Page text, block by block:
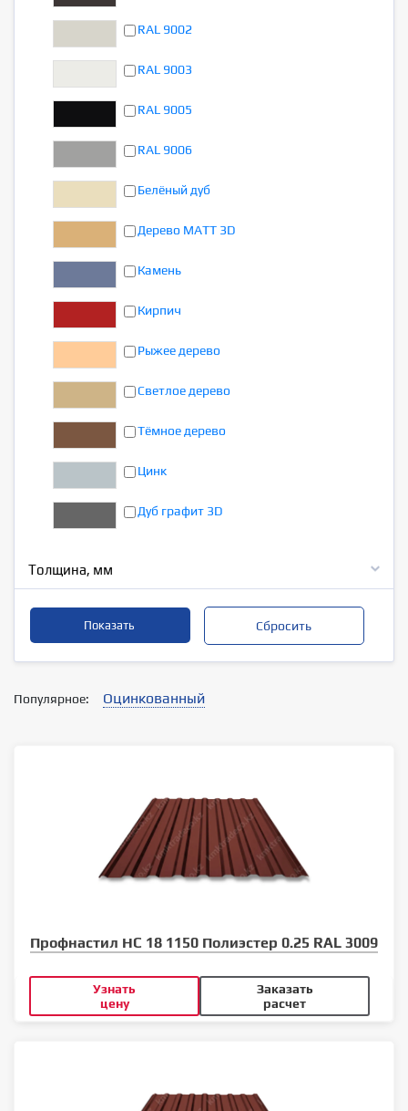
RAL 9002
RAL 9003
RAL 9005
RAL 9006
Белёный дуб
Дерево MATT 3D
Камень
Кирпич
Рыжее дерево
Светлое дерево
Тёмное дерево
Цинк
Дуб графит 3D
Толщина, мм
Популярное: Оцинкованный
Профнастил НС 18 1150 Полиэстер 0.25 RAL 3009
Узнать
цену
Заказать
расчет